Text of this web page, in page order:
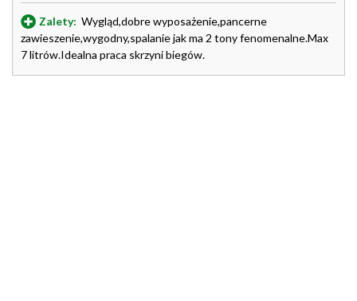
Zalety: Wygląd,dobre wyposażenie,pancerne
zawieszenie,wygodny,spalanie jak ma 2 tony fenomenalne.Max
7 litrów.Idealna praca skrzyni biegów.